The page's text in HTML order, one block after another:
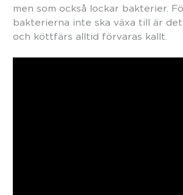
men som också lockar bakterier.
bakterierna inte ska växa till är
och köttfärs alltid förvaras kallt.